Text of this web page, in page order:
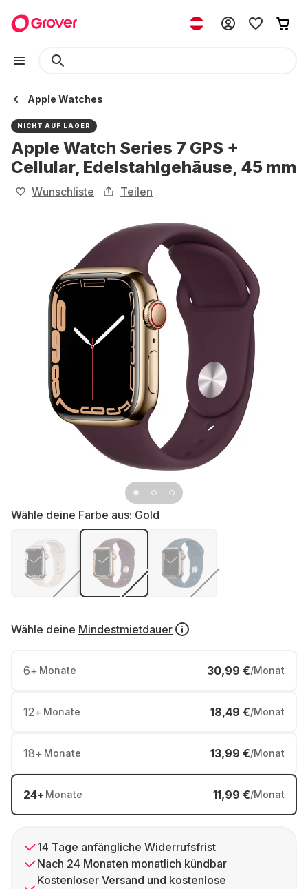
Apple Watches
NICHT AUF LAGER
Apple Watch Series 7 GPS +
Cellular, Edelstahlgehäuse, 45 mm
Wunschliste Teilen
Wähle deine Farbe aus: Gold
Wähle deine Mindestmietdauer
6+ Monate 30,99 €/Monat
12+ Monate 18,49 €/Monat
18+ Monate 13,99 €/Monat
24+ Monate 11,99 €/Monat
14 Tage anfängliche Widerrufsfrist
Nach 24 Monaten monatlich kündbar
Kostenloser Versand und kostenlose